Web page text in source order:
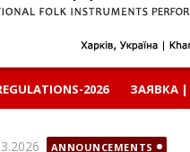
2026 ЗАЯВКА |
ANNOUNCEMENTS